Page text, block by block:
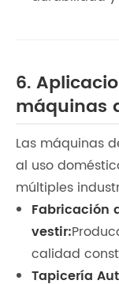
6.
máquinas
Las máquinas
al uso
múltiples
Fabricación
vestir:
calidad
Tapicería